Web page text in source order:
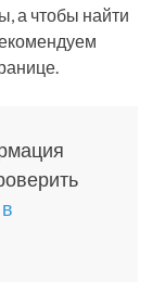
а чтобы найти